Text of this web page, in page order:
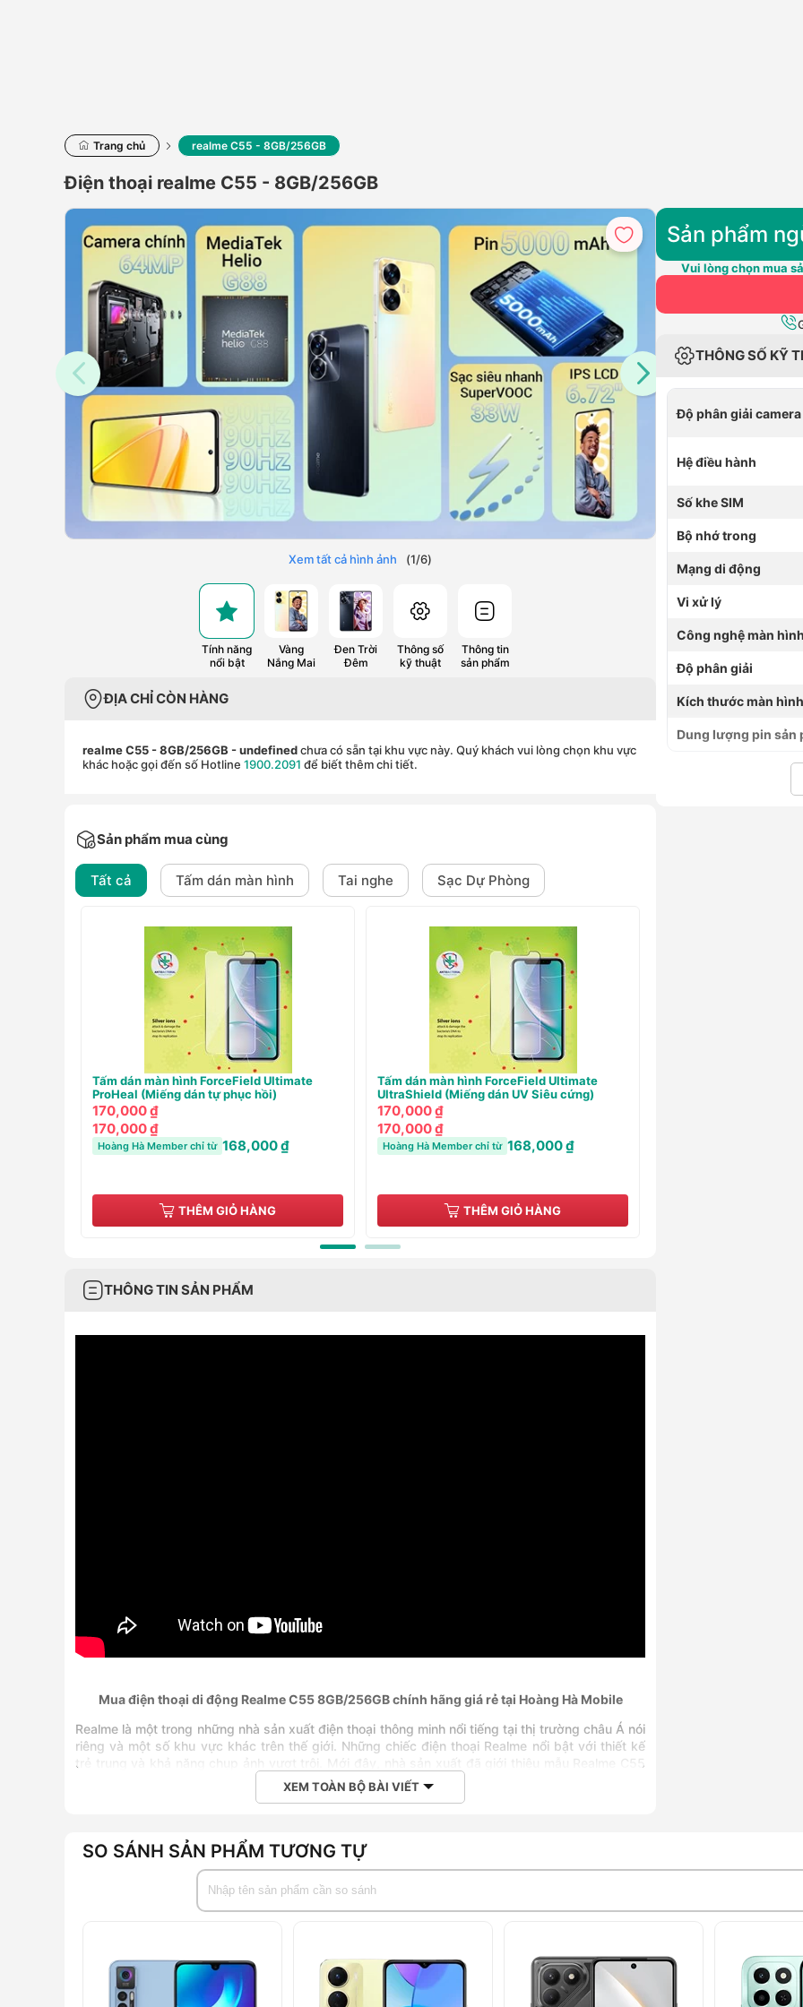
Trang chủ realme C55 - 8GB/256GB
Điện thoại realme C55 - 8GB/256GB
Xem tất cả hình ảnh (1/6)
Tính năng
nổi bật
Vàng
Nắng Mai
Đen Trời
Đêm
Thông số
kỹ thuật
Thông tin
sản phẩm
ĐỊA CHỈ CÒN HÀNG
realme C55 - 8GB/256GB - undefinedchưa có sẵn tại khu vực này. Quý khách vui lòng chọn khu vực
khác hoặc gọi đến số Hotline 1900.2091 để biết thêm chi tiết.
Sản phẩm mua cùng
Tất cả Tấm dán màn hình Tai nghe Sạc Dự Phòng
Ultimate
Tai nghe có dây Baseus Encok CZ11
190,000 ₫ - 48%
99,000 ₫
99,000 ₫
190,000 ₫ - 48%
THÊM GIỎ HÀNG
Sạc dự phòng Innostyle Powersmart+PD
20W 10000Mah OutPut 1C2A (3 cổng ra)
650,000 ₫
250,000 ₫
250,000 ₫
650,000 ₫- 62%
THÊM GIỎ HÀNG
THÔNG TIN SẢN PHẨM
Mua điện thoại di động Realme C55 8GB/256GB chính hãng giá rẻ tại Hoàng Hà Mobile
Realme là một trong những nhà sản xuất điện thoại thông minh nổi tiếng tại thị trường châu Á nói
riêng và một số khu vực khác trên thế giới. Những chiếc điện thoại Realme nổi bật với thiết kế
trẻ trung và khả năng chụp ảnh vượt trội. Mới đây, nhà sản xuất đã giới thiệu mẫu Realme C55
8GB/256GB chính hãng. Cùng tìm hiểu những ưu điểm của chiếc điện thoại này dưới đây nhé.
Thiết kế hiện đại, màn hình lớn 6.72 inch sắc nét
Điện thoại Realme C55 8GB/256GB chính hãng nổi bật với thiết kế các cạnh vuông vắn, góc bo
tròn tinh tế. Mặt lưng của máy nổi bật với cụm camera lớn ở góc trên bên trái. Nhà sản xuất đã
phủ một nhám lên lưng để hạn chế bám vân tay, khi cầm người dùng cũng có cảm giác chắc
chính hãng, điện thoại sẽ có hai tùy chọn màu trẻ trung đó là vàng nắng mai và đen trời đêm,
phối gradient độc đáo nên khi ánh sáng chiếu vào sẽ tạo ra các dải đẹp mắt.
XEM TOÀN BỘ BÀI VIẾT
Sản phẩm
Vui lòng chọn mua
THÔNG SỐ KỸ
Độ phân giải camera
Hệ điều hành
Số khe SIM
Bộ nhớ trong
Mạng di động
Vi xử lý
Công nghệ màn hình
Độ phân giải
Kích thước màn hình
Dung lượng pin sản
SO SÁNH SẢN PHẨM TƯƠNG TỰ